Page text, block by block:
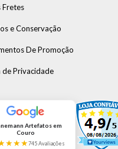
Fretes
e Conservação
De Promoção
de Privacidade
Artefatos em
Couro
745 Avaliações